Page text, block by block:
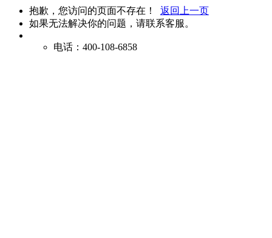
抱歉，您访问的页面不存在！ 返回上一页
如果无法解决你的问题，请联系客服。
电话：400-108-6858